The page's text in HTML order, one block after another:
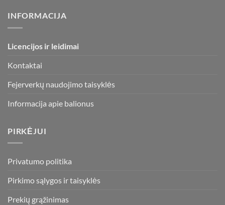
INFORMACIJA
Licencijos ir leidimai
Kontaktai
Fejerverkų naudojimo taisyklės
Informacija apie balionus
PIRKĖJUI
Privatumo politika
Pirkimo sąlygos ir taisyklės
Prekių grąžinimas